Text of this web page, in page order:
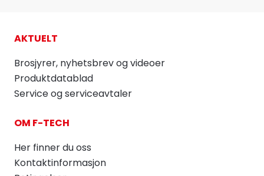
AKTUELT
Brosjyrer, nyhetsbrev og videoer
Produktdatablad
Service og serviceavtaler
OM F-TECH
Her finner du oss
Kontaktinformasjon